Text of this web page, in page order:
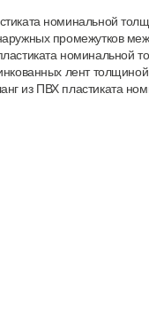
номинальной
промежутков
номинальной
лент
из ПВХ пластиката